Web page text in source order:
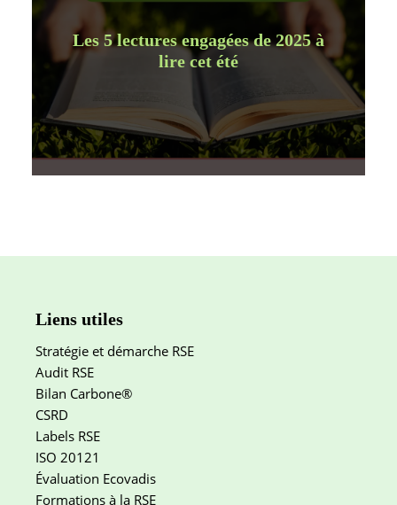
Les 5 lectures engagées de 2025 à
lire cet été
Liens utiles
Stratégie et démarche RSE
Audit RSE
Bilan Carbone®
CSRD
Labels RSE
ISO 20121
Évaluation Ecovadis
Formations à la RSE